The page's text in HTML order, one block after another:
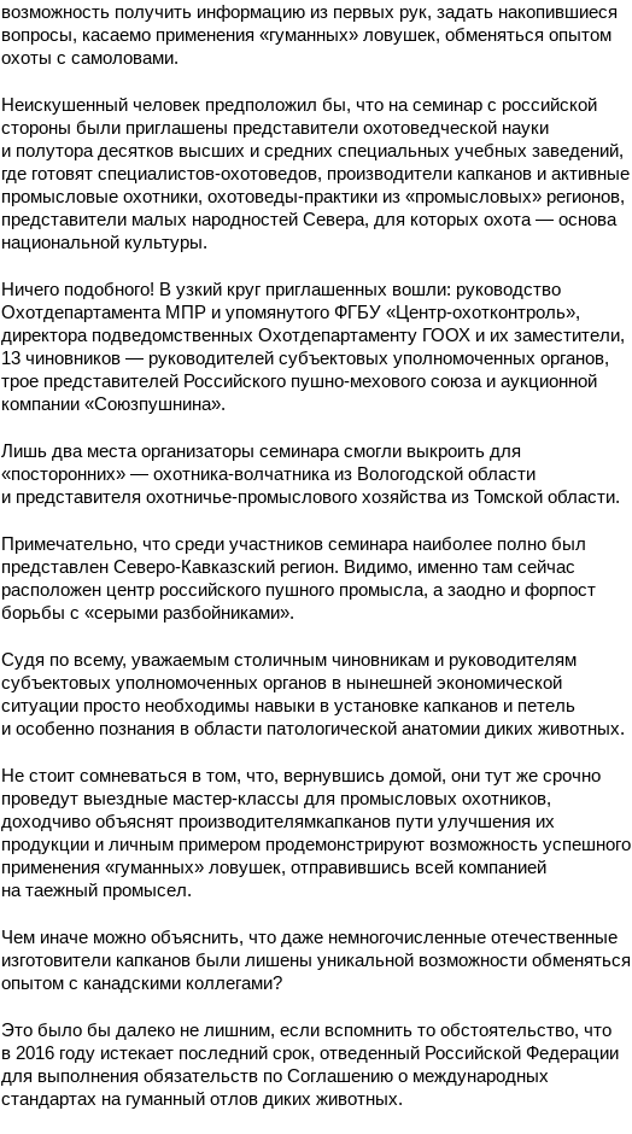
возможность получить информацию из первых рук, задать накопившиеся
вопросы, касаемо применения «гуманных» ловушек, обменяться опытом
охоты с самоловами.
Неискушенный человек предположил бы, что на семинар с российской
стороны были приглашены представители охотоведческой науки
и полутора десятков высших и средних специальных учебных заведений,
где готовят специалистов-охотоведов, производители капканов и активные
промысловые охотники, охотоведы-практики из «промысловых» регионов,
представители малых народностей Севера, для которых охота — основа
национальной культуры.
Ничего подобного! В узкий круг приглашенных вошли: руководство
Охотдепартамента МПР и упомянутого ФГБУ «Центр-охотконтроль»,
директора подведомственных Охотдепартаменту ГООХ и их заместители,
13 чиновников — руководителей субъектовых уполномоченных органов,
трое представителей Российского пушно-мехового союза и аукционной
компании «Союзпушнина».
Лишь два места организаторы семинара смогли выкроить для
«посторонних» — охотника-волчатника из Вологодской области
и представителя охотничье-промыслового хозяйства из Томской области.
Примечательно, что среди участников семинара наиболее полно был
представлен Северо-Кавказский регион. Видимо, именно там сейчас
расположен центр российского пушного промысла, а заодно и форпост
борьбы с «серыми разбойниками».
Судя по всему, уважаемым столичным чиновникам и руководителям
субъектовых уполномоченных органов в нынешней экономической
ситуации просто необходимы навыки в установке капканов и петель
и особенно познания в области патологической анатомии диких животных.
Не стоит сомневаться в том, что, вернувшись домой, они тут же срочно
проведут выездные мастер-классы для промысловых охотников,
доходчиво объяснят производителямкапканов пути улучшения их
продукции и личным примером продемонстрируют возможность успешного
применения «гуманных» ловушек, отправившись всей компанией
на таежный промысел.
Чем иначе можно объяснить, что даже немногочисленные отечественные
изготовители капканов были лишены уникальной возможности обменяться
опытом с канадскими коллегами?
Это было бы далеко не лишним, если вспомнить то обстоятельство, что
в 2016 году истекает последний срок, отведенный Российской Федерации
для выполнения обязательств по Соглашению о международных
стандартах на гуманный отлов диких животных.